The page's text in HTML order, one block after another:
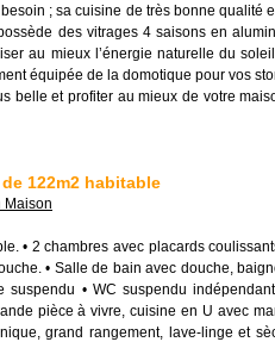
; sa cuisine de très bonne qualité
des vitrages 4 saisons en
au mieux l’énergie naturelle du
équipée de la domotique pour vos
belle et profiter au mieux de votre
122m2 habitable
Maison
• 2 chambres avec placards
• Salle de bain avec douche,
suspendu • WC suspendu
pièce à vivre, cuisine en U avec
grand rangement, lave-linge et